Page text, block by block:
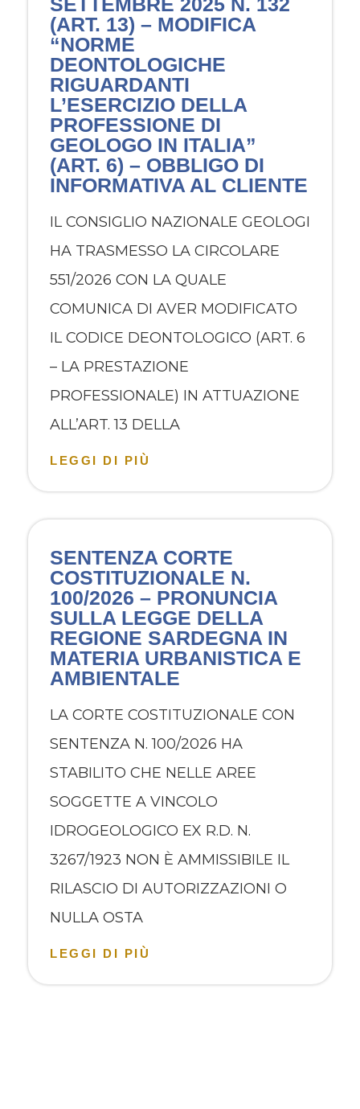
(ART. 13) – MODIFICA
“NORME
DEONTOLOGICHE
RIGUARDANTI
L’ESERCIZIO DELLA
PROFESSIONE DI
GEOLOGO IN ITALIA”
(ART. 6) – OBBLIGO DI
INFORMATIVA AL CLIENTE
IL CONSIGLIO NAZIONALE GEOLOGI
HA TRASMESSO LA CIRCOLARE
551/2026 CON LA QUALE
COMUNICA DI AVER MODIFICATO
IL CODICE DEONTOLOGICO (ART. 6
– LA PRESTAZIONE
PROFESSIONALE) IN ATTUAZIONE
ALL’ART. 13 DELLA
LEGGI DI PIÙ
SENTENZA CORTE
COSTITUZIONALE N.
100/2026 – PRONUNCIA
SULLA LEGGE DELLA
REGIONE SARDEGNA IN
MATERIA URBANISTICA E
AMBIENTALE
LA CORTE COSTITUZIONALE CON
SENTENZA N. 100/2026 HA
STABILITO CHE NELLE AREE
SOGGETTE A VINCOLO
IDROGEOLOGICO EX R.D. N.
3267/1923 NON È AMMISSIBILE IL
RILASCIO DI AUTORIZZAZIONI O
NULLA OSTA
LEGGI DI PIÙ